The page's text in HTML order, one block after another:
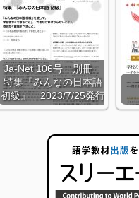
Ja-Net 106号 別冊
特集『みんなの日本語
初級』 2023/7/25発行